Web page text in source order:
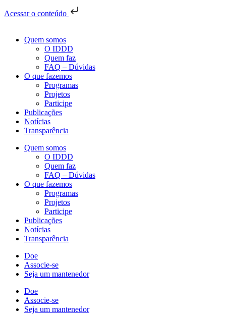
Acessar o conteúdo
Quem somos
O IDDD
Quem faz
FAQ – Dúvidas
O que fazemos
Programas
Projetos
Participe
Publicações
Notícias
Transparência
Quem somos
O IDDD
Quem faz
FAQ – Dúvidas
O que fazemos
Programas
Projetos
Participe
Publicações
Notícias
Transparência
Doe
Associe-se
Seja um mantenedor
Doe
Associe-se
Seja um mantenedor